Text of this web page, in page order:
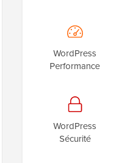
WordPress
Performance
WordPress
Sécurité